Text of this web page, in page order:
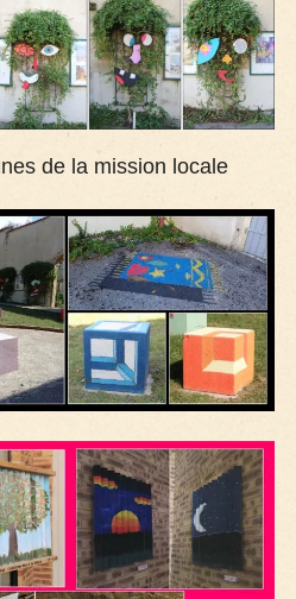
de la mission locale